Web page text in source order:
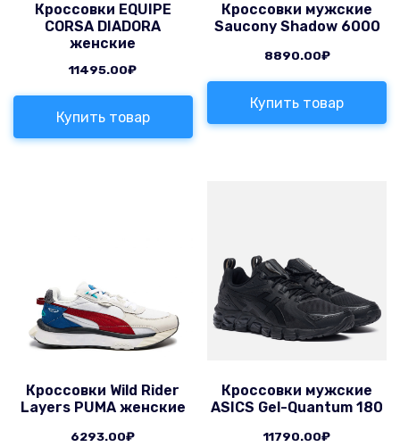
Кроссовки EQUIPE
CORSA DIADORA
женские
11495.00₽
Купить товар
Кроссовки мужские
Saucony Shadow 6000
8890.00₽
Купить товар
Кроссовки Wild Rider
Layers PUMA женские
6293.00₽
Кроссовки мужские
ASICS Gel-Quantum 180
11790.00₽